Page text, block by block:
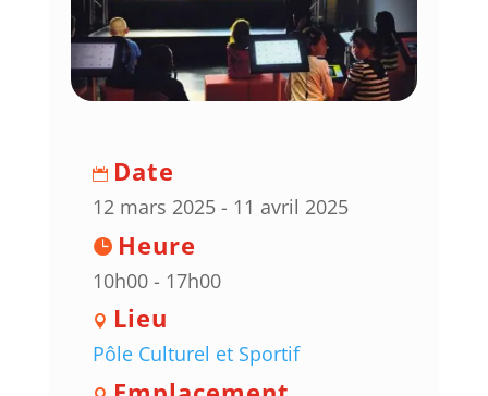
Date
12 mars 2025 - 11 avril 2025
Heure
10h00 - 17h00
Lieu
Pôle Culturel et Sportif